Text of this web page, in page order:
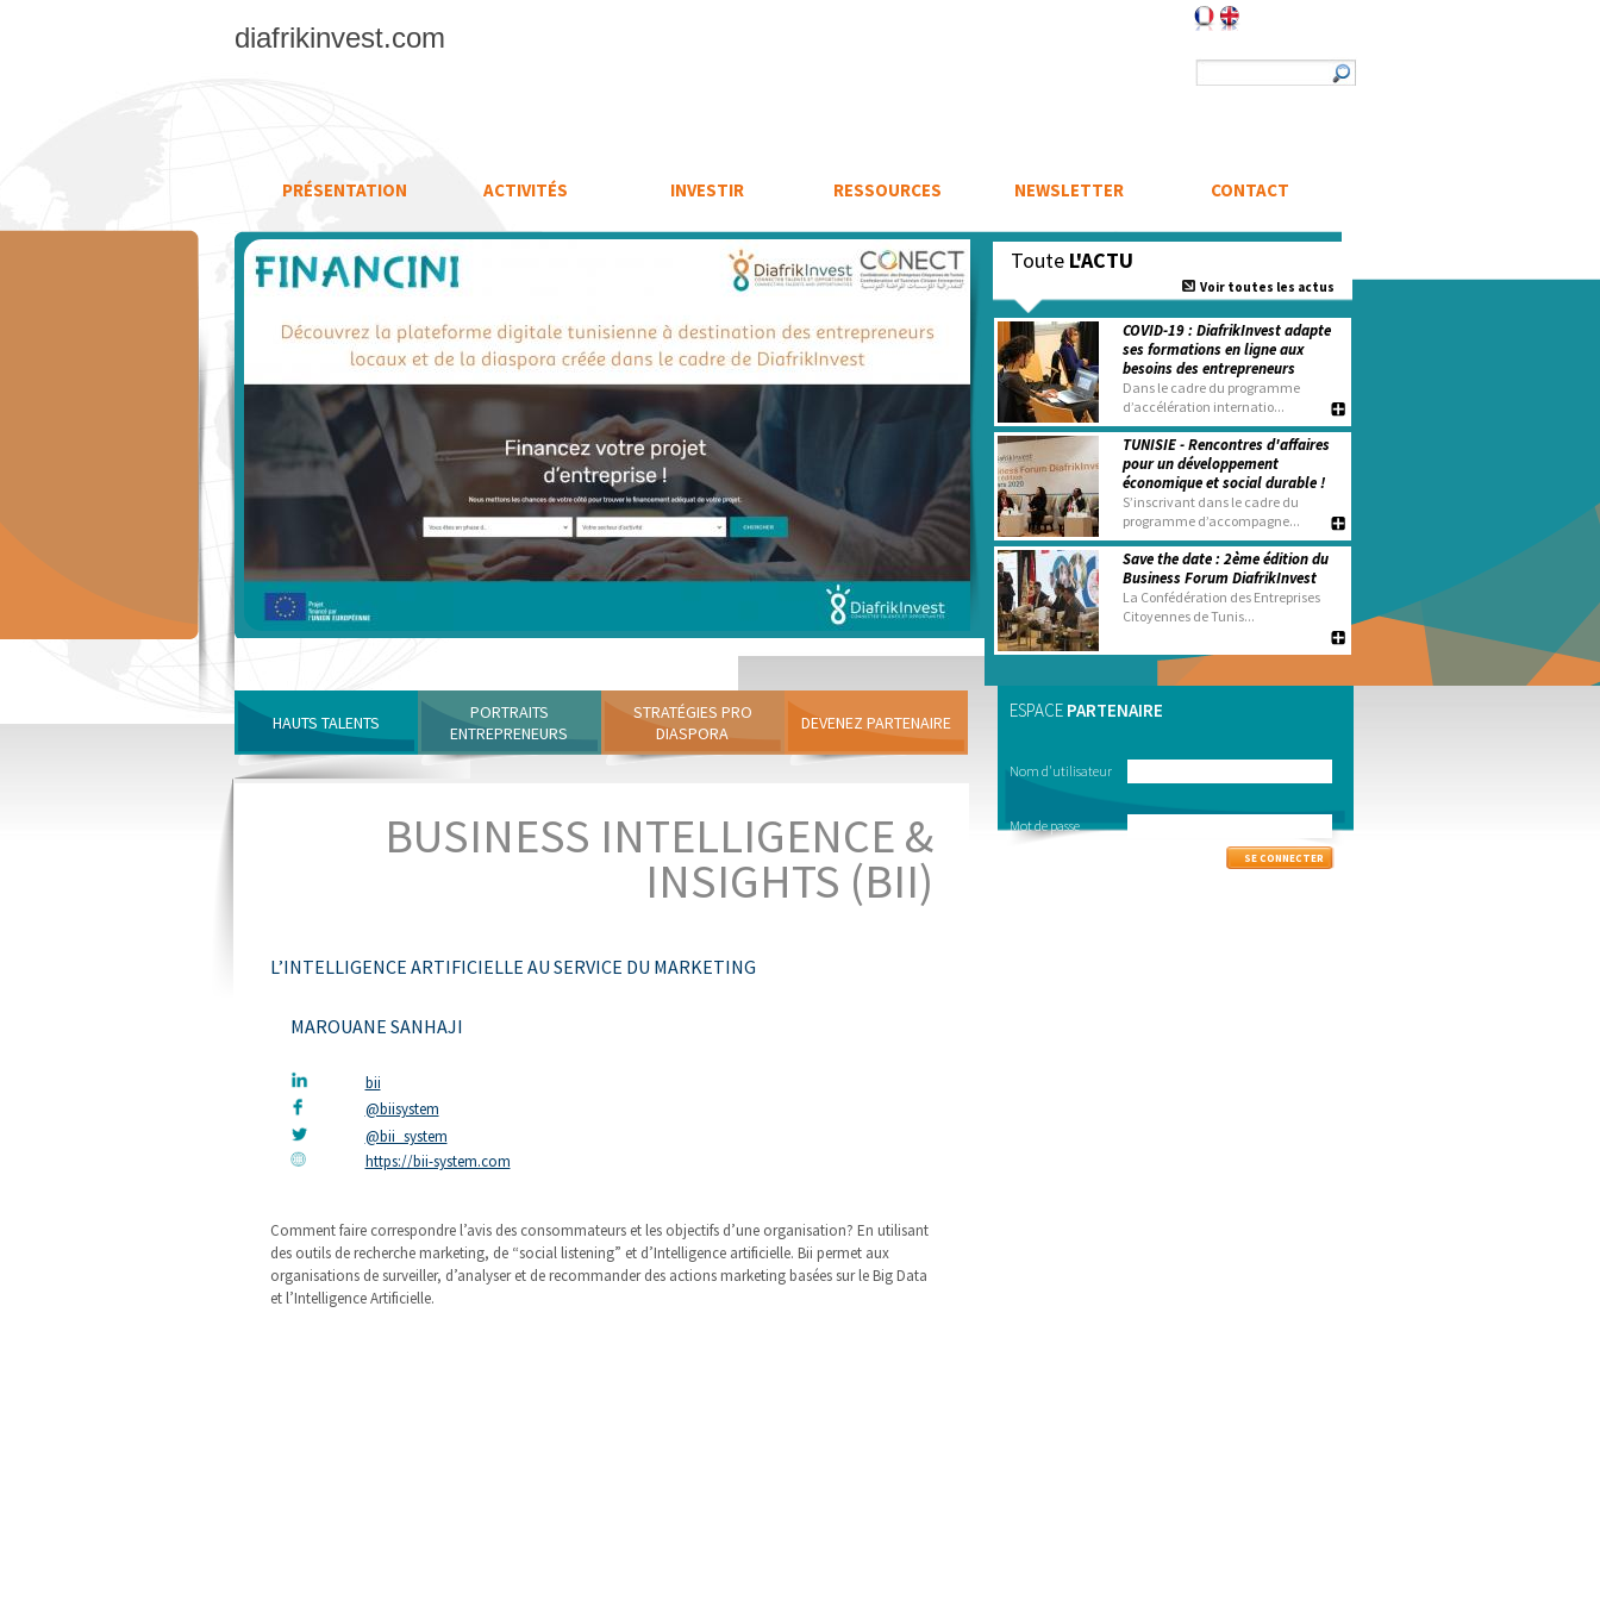
diafrikinvest.com Formulaire de recherche
Rechercher
PRÉSENTATION ACTIVITÉS INVESTIR RESSOURCES NEWSLETTER CONTACT
Toute L'ACTU
Voir toutes les actus
COVID-19 : DiafrikInvest adapte
ses formations en ligne aux
besoins des entrepreneurs
Dans le cadre du programme
d’accélération internatio...
TUNISIE - Rencontres d'affaires
pour un développement
économique et social durable !
S’inscrivant dans le cadre du
programme d’accompagne...
Save the date : 2ème édition du
Business Forum DiafrikInvest
La Confédération des Entreprises
Citoyennes de Tunis...
HAUTS TALENTS
PORTRAITS
ENTREPRENEURS
STRATÉGIES PRO
DIASPORA
DEVENEZ PARTENAIRE
BUSINESS INTELLIGENCE &
INSIGHTS (BII)
L’INTELLIGENCE ARTIFICIELLE AU SERVICE DU MARKETING
MAROUANE SANHAJI
bii
@biisystem
@bii_system
https://bii-system.com
Comment faire correspondre l’avis des consommateurs et les objectifs d’une organisation? En utilisant
des outils de recherche marketing, de “social listening” et d’Intelligence artificielle. Bii permet aux
organisations de surveiller, d’analyser et de recommander des actions marketing basées sur le Big Data
et l’Intelligence Artificielle.
ESPACE PARTENAIRE
Nom d'utilisateur
Mot de passe